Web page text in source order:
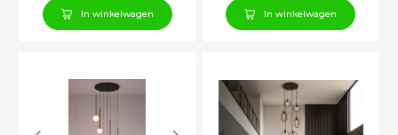
In winkelwagen In winkelwagen